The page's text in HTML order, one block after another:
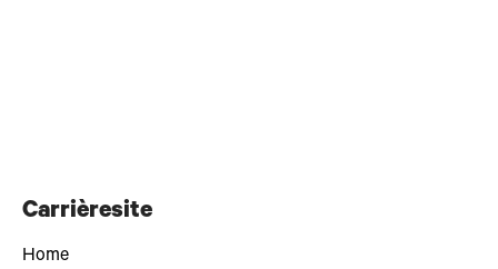
Carrièresite
Home